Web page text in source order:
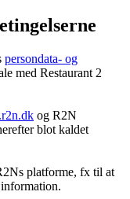
persondata- og
med Restaurant 2
og R2N
blot kaldet
platforme, fx til at